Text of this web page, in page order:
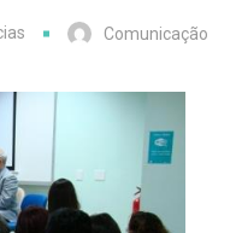
Comunicação